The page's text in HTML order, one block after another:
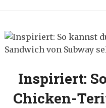
Inspiriert:
Chicken-